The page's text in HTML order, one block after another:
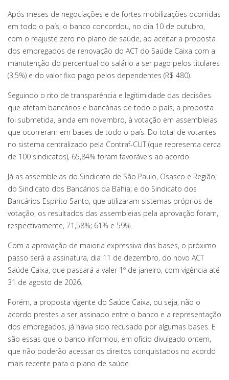
Após meses de negociações e de fortes mobilizações ocorridas
em todo o país, o banco concordou, no dia 10 de outubro,
com o reajuste zero no plano de saúde, ao aceitar a proposta
dos empregados de renovação do ACT do Saúde Caixa com a
manutenção do percentual do salário a ser pago pelos titulares
(3,5%) e do valor fixo pago pelos dependentes (R$ 480).
Seguindo o rito de transparência e legitimidade das decisões
que afetam bancários e bancárias de todo o país, a proposta
foi submetida, ainda em novembro, à votação em assembleias
que ocorreram em bases de todo o país. Do total de votantes
no sistema centralizado pela Contraf-CUT (que representa cerca
de 100 sindicatos), 65,84% foram favoráveis ao acordo.
Já as assembleias do Sindicato de São Paulo, Osasco e Região;
do Sindicato dos Bancários da Bahia; e do Sindicato dos
Bancários Espírito Santo, que utilizaram sistemas próprios de
votação, os resultados das assembleias pela aprovação foram,
respectivamente, 71,58%; 61% e 59%.
Com a aprovação de maioria expressiva das bases, o próximo
passo será a assinatura, dia 11 de dezembro, do novo ACT
Saúde Caixa, que passará a valer 1º de janeiro, com vigência até
31 de agosto de 2026.
Porém, a proposta vigente do Saúde Caixa, ou seja, não o
acordo prestes a ser assinado entre o banco e a representação
dos empregados, já havia sido recusado por algumas bases. E
são essas que o banco informou, em ofício divulgado ontem,
que não poderão acessar os direitos conquistados no acordo
mais recente para o plano de saúde.